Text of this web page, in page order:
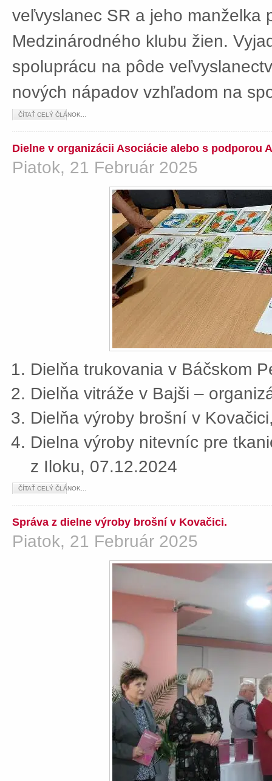
veľvyslanec SR a jeho manželka
Medzinárodného klubu žien.
spoluprácu na pôde
nových nápadov vzhľadom na
ČÍTAŤ CELÝ ČLÁNOK...
Dielne v organizácii Asociácie alebo s podporou
Piatok, 21 Február 2025
Dielňa trukovania v Báčskom
Dielňa vitráže v Bajši –
Dielňa výroby brošní v
Dielna výroby nitevníc pre
z Iloku, 07.12.2024
ČÍTAŤ CELÝ ČLÁNOK...
Správa z dielne výroby brošní v Kovačici.
Piatok, 21 Február 2025